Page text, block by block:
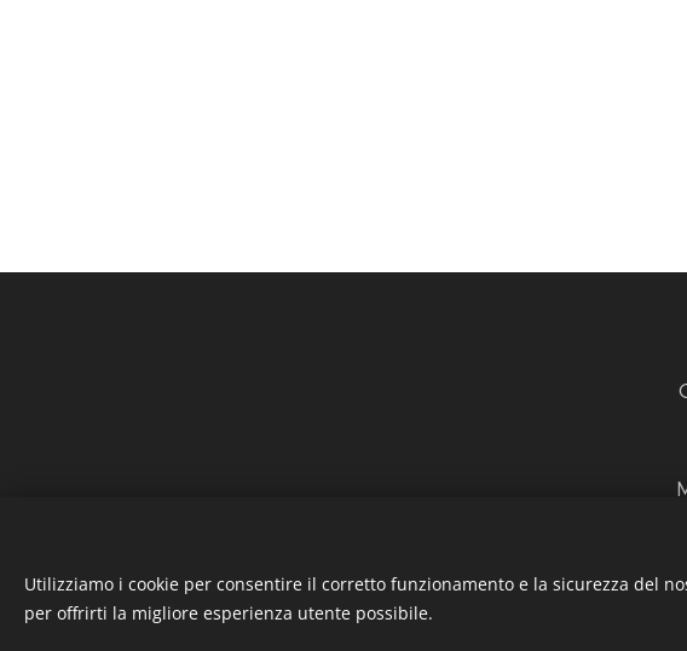
Utilizziamo i cookie per consentire il corretto funzionamento e la sicurezza del
per offrirti la migliore esperienza utente possibile.